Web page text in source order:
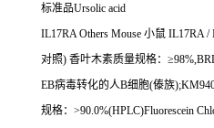
标准品Ursolic acid
IL17RA Others Mouse 小鼠 IL17RA /
对照) 香叶木素质量规格：≥
EB病毒转化的人B细胞(傣族
规格： >90.0%(HPLC)Fluorescein